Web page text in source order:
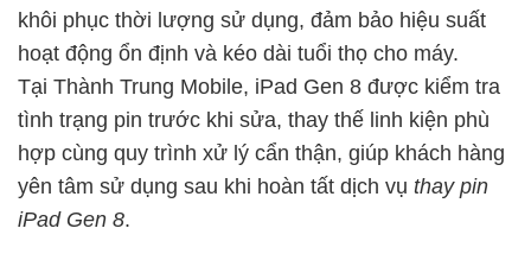
khôi phục thời lượng sử dụng, đảm bảo hiệu suất
hoạt động ổn định và kéo dài tuổi thọ cho máy.
Tại Thành Trung Mobile, iPad Gen 8 được kiểm tra
tình trạng pin trước khi sửa, thay thế linh kiện phù
hợp cùng quy trình xử lý cẩn thận, giúp khách hàng
yên tâm sử dụng sau khi hoàn tất dịch vụ thay pin
iPad Gen 8.